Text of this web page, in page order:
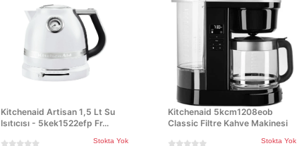
Kitchenaid Artisan 1,5 Lt Su
Isıtıcısı - 5kek1522efp Fr...
Stokta Yok
Kitchenaid 5kcm1208eob
Classic Filtre Kahve Makinesi
Stokta Yok